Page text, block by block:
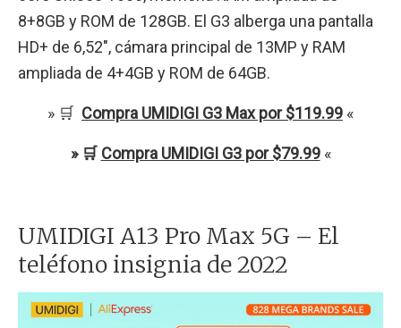
8+8GB y ROM de 128GB. El G3 alberga una pantalla
HD+ de 6,52″, cámara principal de 13MP y RAM
ampliada de 4+4GB y ROM de 64GB.
» 🛒 Compra UMIDIGI G3 Max por $119.99 «
» 🛒 Compra UMIDIGI G3 por $79.99«
UMIDIGI A13 Pro Max 5G – El
teléfono insignia de 2022